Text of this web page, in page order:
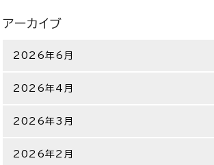
アーカイブ
2026年6月
2026年4月
2026年3月
2026年2月